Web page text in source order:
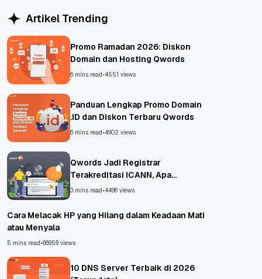
Artikel Trending
Promo Ramadan 2026: Diskon
Domain dan Hosting Qwords
6 mins read •4551 views
Panduan Lengkap Promo Domain
.ID dan Diskon Terbaru Qwords
6 mins read •4902 views
Qwords Jadi Registrar
Terakreditasi ICANN, Apa
Untungnya?
3 mins read •4496 views
Cara Melacak HP yang Hilang dalam Keadaan Mati
atau Menyala
5 mins read •66959 views
10 DNS Server Terbaik di 2026